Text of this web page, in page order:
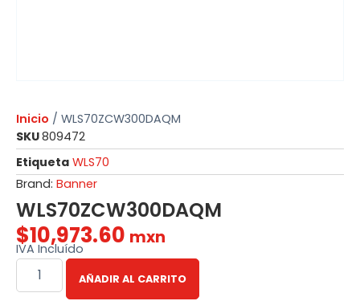
Inicio / WLS70ZCW300DAQM
SKU809472
Etiqueta WLS70
Brand: Banner
WLS70ZCW300DAQM
$10,973.60 mxn
IVA Incluído
AÑADIR AL CARRITO